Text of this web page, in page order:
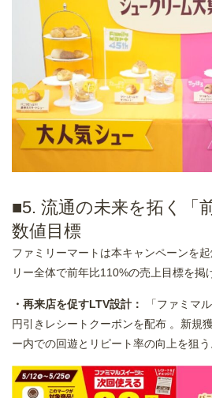
■5. 流通の未来を拓く「
数値目標
ファミリーマートは本キャンペーンを
リー全体で前年比110%の売上目標を掲
・再来店を促すLTV設計：
「ファミマ
円引きレシートクーポンを配布 。新規
ー内での回遊とリピート率の向上を狙う